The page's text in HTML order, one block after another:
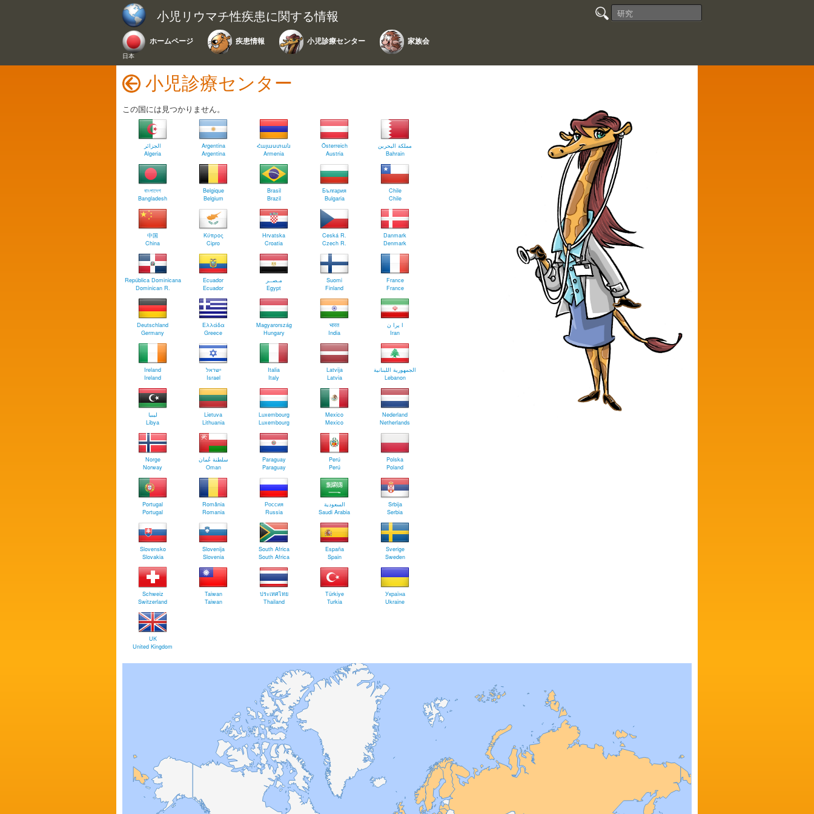
小児リウマチ性疾患に関する情報
ホームページ
日本
疾患情報 小児診療センター 家族会
小児診療センター
この国には見つかりません。
الجزائر
Algeria
Argentina
Argentina
Հայաստան
Armenia
Österreich
Austria
مملكة البحرين
Bahrain
বাংলাদেশ
Bangladesh
Belgique
Belgium
Brasil
Brazil
България
Bulgaria
Chile
Chile
中国
China
Κύπρος
Cipro
Hrvatska
Croatia
Ceská R.
Czech R.
Danmark
Denmark
República Dominicana
Dominican R.
Ecuador
Ecuador
مـصــر
Egypt
Suomi
Finland
France
France
Deutschland
Germany
Ελλάδα
Greece
Magyarország
Hungary
भारत
India
ا يرا ن
Iran
Ireland
Ireland
ישראל
Israel
Italia
Italy
Latvija
Latvia
الجمهورية اللبنانية
Lebanon
‏ليبيا
Libya
Lietuva
Lithuania
Luxembourg
Luxembourg
Mexico
Mexico
Nederland
Netherlands
Norge
Norway
سلطنة عُمان
Oman
Paraguay
Paraguay
Perú
Perú
Polska
Poland
Portugal
Portugal
România
Romania
Россия
Russia
السعودية
Saudi Arabia
Srbija
Serbia
Slovensko
Slovakia
Slovenija
Slovenia
South Africa
South Africa
España
Spain
Sverige
Sweden
Schweiz
Switzerland
Taiwan
Taiwan
ประเทศไทย
Thailand
Türkiye
Turkia
Україна
Ukraine
UK
United Kingdom